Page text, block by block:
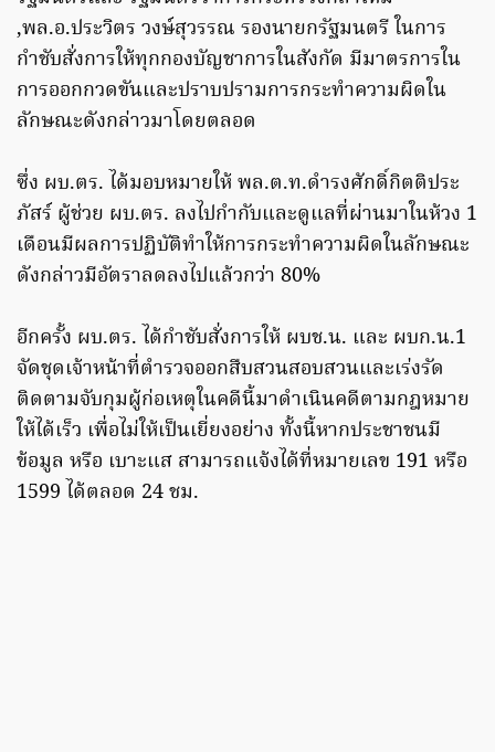
,พล.อ.ประวิตร วงษ์สุวรรณ รองนายกรัฐมนตรี ในการ
กำชับสั่งการให้ทุกกองบัญชาการในสังกัด มีมาตรการใน
การออกกวดขันและปราบปรามการกระทำความผิดใน
ลักษณะดังกล่าวมาโดยตลอด
ซึ่ง ผบ.ตร. ได้มอบหมายให้ พล.ต.ท.ดำรงศักดิ์กิตติประ
ภัสร์ ผู้ช่วย ผบ.ตร. ลงไปกำกับและดูแลที่ผ่านมาในห้วง 1
เดือนมีผลการปฏิบัติทำให้การกระทำความผิดในลักษณะ
ดังกล่าวมีอัตราลดลงไปแล้วกว่า 80%
อีกครั้ง ผบ.ตร. ได้กำชับสั่งการให้ ผบช.น. และ ผบก.น.1
จัดชุดเจ้าหน้าที่ตำรวจออกสืบสวนสอบสวนและเร่งรัด
ติดตามจับกุมผู้ก่อเหตุในคดีนี้มาดำเนินคดีตามกฎหมาย
ให้ได้เร็ว เพื่อไม่ให้เป็นเยี่ยงอย่าง ทั้งนี้หากประชาชนมี
ข้อมูล หรือ เบาะแส สามารถแจ้งได้ที่หมายเลข 191 หรือ
1599 ได้ตลอด 24 ชม.